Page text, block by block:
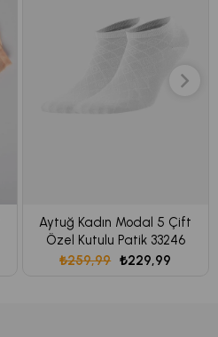
Aytuğ Kadın Modal 5 Çift
Özel Kutulu Patik 33246
₺229,99
₺259,99